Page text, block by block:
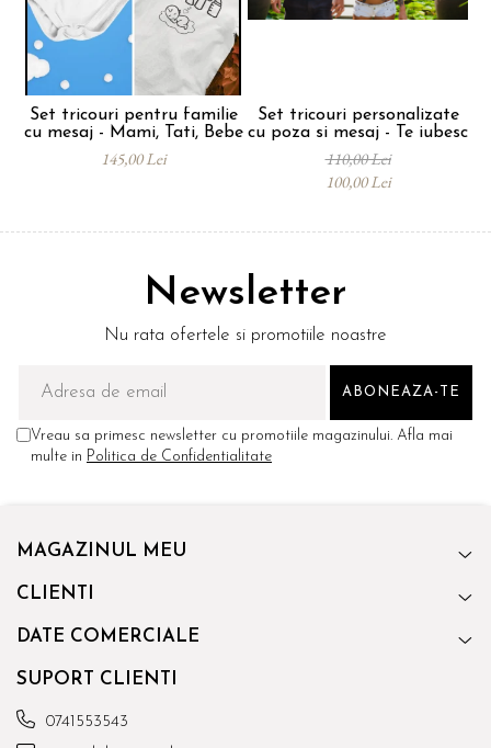
Set tricouri pentru familie
cu mesaj - Mami, Tati, Bebe
145,00 Lei
Set tricouri personalizate
cu poza si mesaj - Te iubesc
110,00 Lei
100,00 Lei
Newsletter
Nu rata ofertele si promotiile noastre
Vreau sa primesc newsletter cu promotiile magazinului. Afla mai
multe in Politica de Confidentialitate
MAGAZINUL MEU
CLIENTI
DATE COMERCIALE
SUPORT CLIENTI
0741553543